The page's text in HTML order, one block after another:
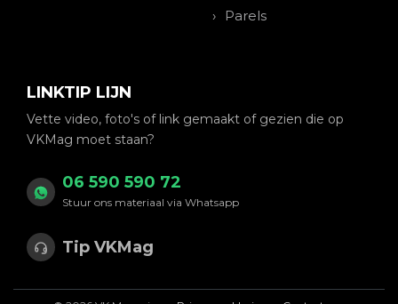
Parels
LINKTIP LIJN
Vette video, foto's of link gemaakt of gezien die op
VKMag moet staan?
06 590 590 72
Stuur ons materiaal via Whatsapp
Tip VKMag